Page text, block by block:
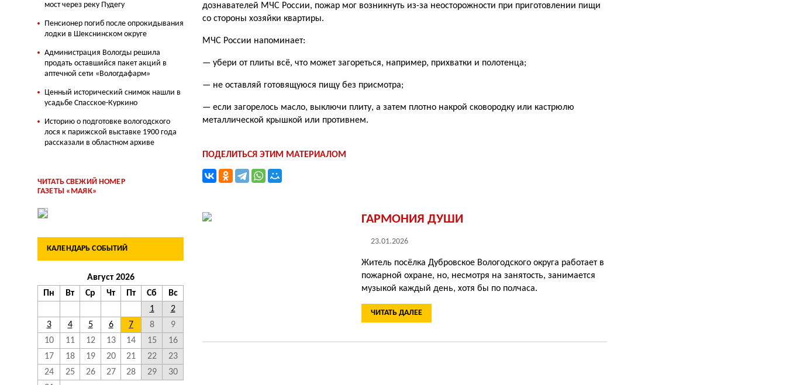
дознавателей МЧС России, пожар мог возникнуть из-за неосторожности при приго­товлении пищи
со стороны хозяйки квартиры.
МЧС России напоминает:
— убери от плиты всё, что может загореться, например, прихватки и полотенца;
— не оставляй готовящуюся пищу без при­смотра;
— если загорелось масло, выключи плиту, а затем плотно накрой сковородку или кастрюлю
металлической крышкой или противнем.
ПОДЕЛИТЬСЯ ЭТИМ МАТЕРИАЛОМ
ГАРМОНИЯ ДУШИ
23.01.2026
Житель посёлка Дубровское Во­логодского округа работает в
пожарной охране, но, несмо­тря на занятость, занимается
музыкой каждый день, хотя бы по полчаса.
ЧИТАТЬ ДАЛЕЕ
мост через реку Пудегу
Пенсионер погиб после опрокидывания
лодки в Шекснинском округе
Администрация Вологды решила
продать оставшийся пакет акций в
аптечной сети «Вологдафарм»
Ценный исторический снимок нашли в
усадьбе Спасское-Куркино
Историю о подготовке вологодского
лося к парижской выставке 1900 года
рассказали в областном архиве
ЧИТАТЬ СВЕЖИЙ НОМЕР
ГАЗЕТЫ «МАЯК»
КАЛЕНДАРЬ СОБЫТИЙ
Август 2026
Пн
Вт Ср Чт Пт Сб
Вс
1
2
3
4 5 6 7 8
9
10
11 12 13 14 15
16
17
18 19 20 21 22
23
24
25 26 27 28 29
30